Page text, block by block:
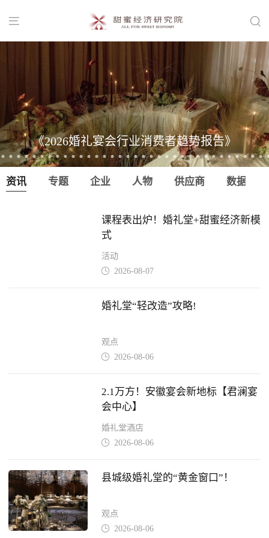
 
《2026婚礼宴会行业消费者趋势报告》
资讯 专题 企业 人物 供应商 数据
课程表出炉！婚礼堂+甜蜜经济新模
式
活动
 2026-08-07
婚礼堂“轻改造”攻略!
观点
 2026-08-06
2.1万方！安徽宴会新地标【君澜宴
会中心】
婚礼堂酒店
 2026-08-06
县城级婚礼堂的“黄金窗口”！
观点
 2026-08-06